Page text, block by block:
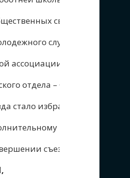
связей и
служения –
ассоциации – Андрей
отдела – Сергей Кочулаев.
стало избрание кворума
комитету
съезда пожелал